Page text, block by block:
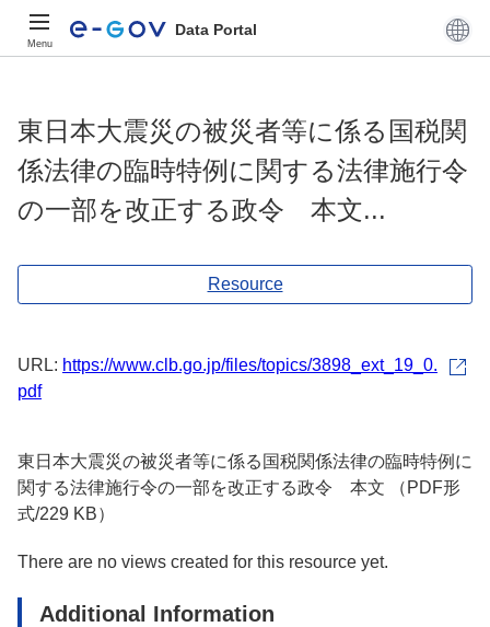
Menu
Data Portal
東日本大震災の被災者等に係る国税関
係法律の臨時特例に関する法律施行令
の一部を改正する政令 本文...
Resource
URL: https://www.clb.go.jp/files/topics/3898_ext_19_0.
pdf
東日本大震災の被災者等に係る国税関係法律の臨時特例に
関する法律施行令の一部を改正する政令 本文 （PDF形
式/229 KB）
There are no views created for this resource yet.
Additional Information